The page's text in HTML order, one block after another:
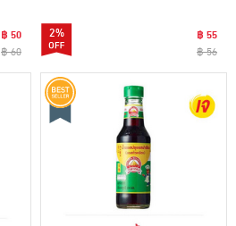
฿ 50
฿ 60
2%
฿ 55
฿ 56